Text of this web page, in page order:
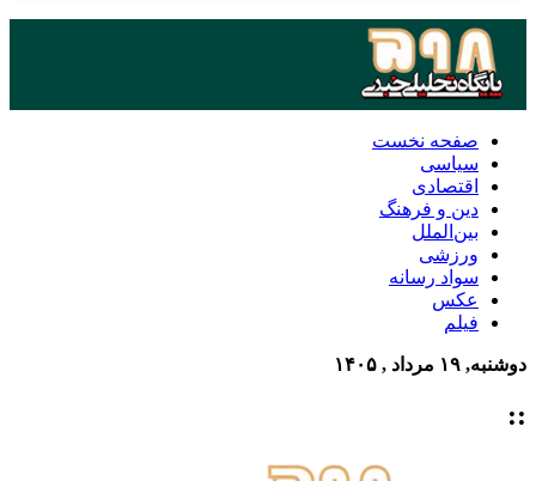
صفحه نخست
سیاسی
اقتصادی
دین و فرهنگ
بین‌الملل
ورزشی
سواد رسانه
عکس
فیلم
دوشنبه, ۱۹ مرداد , ۱۴۰۵
::